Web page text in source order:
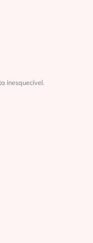
inesquecível.